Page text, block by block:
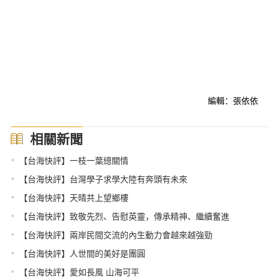
編輯：張依依
相關新聞
• 【台海快評】一枝一葉總關情
• 【台海快評】台灣學子求學大陸有奔頭有未來
• 【台海快評】天晴共上望鄉樓
• 【台海快評】致敬先烈、告慰英靈，傳承精神、繼續奮進
• 【台海快評】兩岸民間交流的內生動力會越來越強勁
• 【台海快評】人世間的美好是團圓
• 【台海快評】愛如長風 山海可平